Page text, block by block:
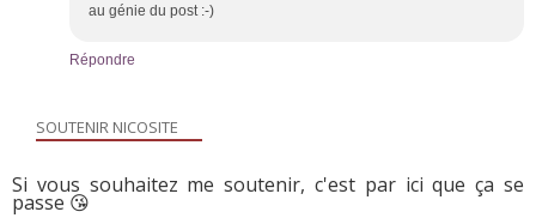
au génie du post :-)
Répondre
SOUTENIR NICOSITE
Si vous souhaitez me soutenir, c'est par ici que ça se
passe 😘